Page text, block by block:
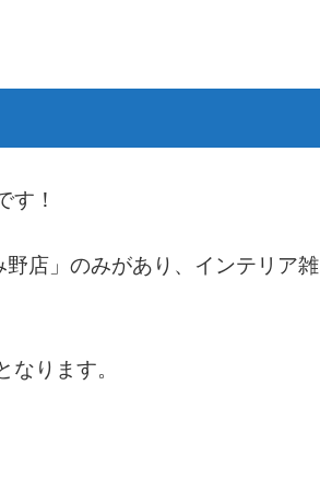
す！
店」のみがあり、インテリア雑
ります。